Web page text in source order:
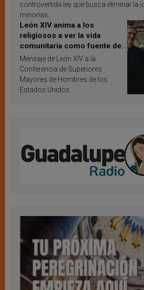
controvertida ley que busca eliminar la
minorías.
León XIV anima a los
religiosos a ver la vida
comunitaria como fuente de
inspiración y santificación
Mensaje de León XIV a la
Conferencia de Superiores
Mayores de Hombres de los
Estados Unidos